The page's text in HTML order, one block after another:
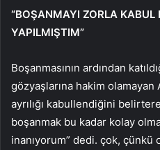
“BOŞANMAYI ZORLA
YAPILMIŞTIM”
Boşanmasının ardından
gözyaşlarına hakim
ayrılığı kabullendiğini
boşanmak bu kadar kolay
inanıyorum” dedi. çok, çünkü